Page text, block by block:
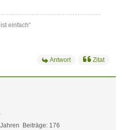
einfach“
Antwort Zitat
Beiträge: 176